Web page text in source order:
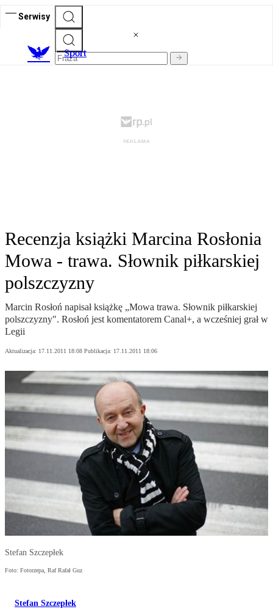
Serwisy
Sport
Recenzja książki Marcina Rosłonia
Mowa - trawa. Słownik piłkarskiej
polszczyzny
Marcin Rosłoń napisał książkę „Mowa trawa. Słownik piłkarskiej
polszczyzny". Rosłoń jest komentatorem Canal+, a wcześniej grał w
Legii
Aktualizacja: 17.11.2011 18:08 Publikacja: 17.11.2011 18:06
Stefan Szczepłek
Foto: Fotorzepa, Raf Rafał Guz
Stefan Szczepłek